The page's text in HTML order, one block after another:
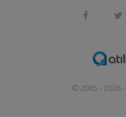
© 2005 - 2026 -